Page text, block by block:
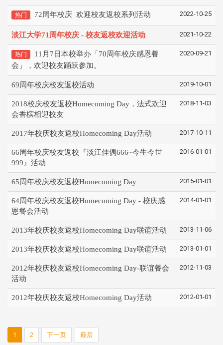
热门 72周年校庆 欢迎校友返校系列活动 2022-10-25
淡江大学71周年校庆 - 校友返校欢迎活动 2021-10-22
热门
11月7日本校举办「70周年校庆感恩餐
会」，欢迎校友踊跃参加。
2020-09-21
69周年校庆校友返校活动 2019-10-01
2018校庆校友返校Homecoming Day，法式欢迎
会香槟相迎校友
2018-11-03
2017年校庆校友返校Homecoming Day活动 2017-10-11
66周年校庆校友返校『淡江佳偶666~今生今世
999』活动
2016-01-01
65周年校庆校友返校Homecoming Day 2015-01-01
64周年校庆校友返校Homecoming Day - 校庆感
恩餐会活动
2014-01-01
2013年校庆校友返校Homecoming Day联谊活动 2013-11-06
2013年校庆校友返校Homecoming Day联谊活动 2013-01-01
2012年校庆校友返校Homecoming Day-联谊餐会
活动
2012-11-03
2012年校庆校友返校Homecoming Day活动 2012-01-01
1 2 下一页 最后